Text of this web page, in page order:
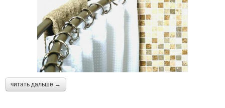
читать дальше →